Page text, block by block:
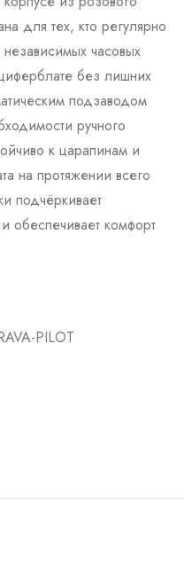
для тех, кто регулярно
часовых
без лишних
подзаводом
ручного
к царапинам и
на протяжении всего
подчёркивает
обеспечивает комфорт
PILOT